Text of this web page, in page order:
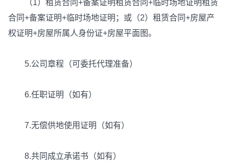
（1）租赁合同+备案证明租赁合同+临时场地证明租赁
合同+备案证明+临时场地证明；或（2）租赁合同+房屋产
权证明+房屋所属人身份证+房屋平面图。
5.公司章程（可委托代理准备）
6.任职证明（如有）
7.无偿供地使用证明（如有）
8.共同成立承诺书（如有）